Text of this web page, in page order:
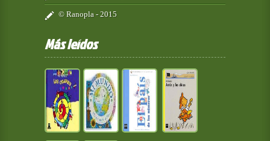
© Ranopla - 2015
Más leídos